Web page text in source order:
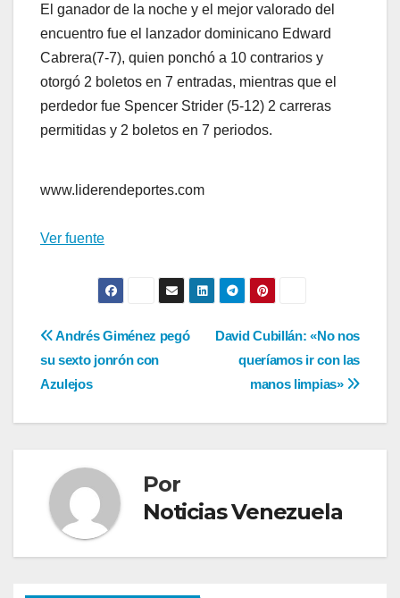
El ganador de la noche y el mejor valorado del
encuentro fue el lanzador dominicano Edward
Cabrera(7-7), quien ponchó a 10 contrarios y
otorgó 2 boletos en 7 entradas, mientras que el
perdedor fue Spencer Strider (5-12) 2 carreras
permitidas y 2 boletos en 7 periodos.
www.liderendeportes.com
Ver fuente
Navegación
de
entradas
David Cubillán: «No nos
queríamos ir con las
manos limpias»
Andrés Giménez pegó
su sexto jonrón con
Azulejos
Por
Noticias Venezuela